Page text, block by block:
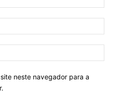
neste navegador para a